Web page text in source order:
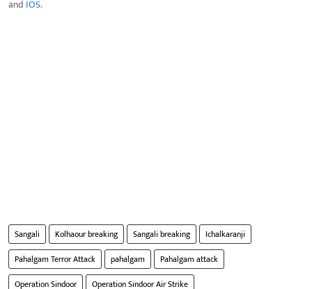
and IOS.
Sangali Kolhaour breaking Sangali breaking
Ichalkaranji
Pahalgam Terror Attack
pahalgam
Pahalgam attack
Operation Sindoor
Operation Sindoor Air Strike